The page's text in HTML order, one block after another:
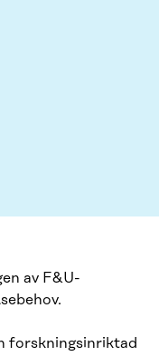
av F&U-
forskningsinriktad